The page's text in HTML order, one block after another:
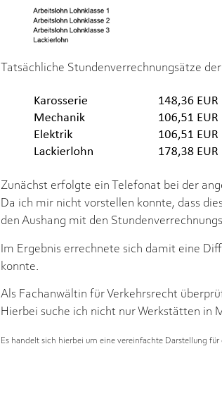
Tatsächliche Stundenverrechnungsätze
Zunächst erfolgte ein Telefonat bei der
Da ich mir nicht vorstellen konnte, dass
den Aushang mit den
Im Ergebnis errechnete sich damit eine
konnte.
Als Fachanwältin für Verkehrsrecht
Hierbei suche ich nicht nur Werkstätten in
Es handelt sich hierbei um eine vereinfachte Darstellung